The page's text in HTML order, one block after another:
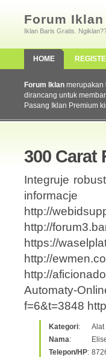
Forum Iklan
Iklan Baris Gratis.
HOME
Forum Iklan merupakan
dirancang untuk
Pasang Iklan Premium
300 Carat
Integruje
http://
http://
https://
http://
http://
Automaty-
f=6&t=3848
Kategori:
Alat
Nama:
Telepon/HP: